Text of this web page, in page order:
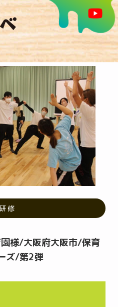
修
様/大阪府大阪市/保育
ズ/第2弾